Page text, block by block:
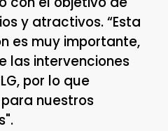
y atractivos. “Esta
es muy importante,
las intervenciones
por lo que
nuestros